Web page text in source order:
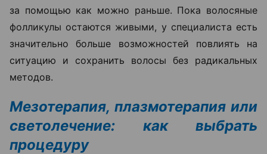
за помощью как можно раньше. Пока волосяные
фолликулы остаются живыми, у специалиста есть
значительно больше возможностей повлиять на
ситуацию и сохранить волосы без радикальных
методов.
Мезотерапия, плазмотерапия или
светолечение: как выбрать
процедуру